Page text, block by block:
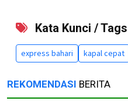
Kata Kunci / Tags
express bahari kapal cepat
REKOMENDASI BERITA